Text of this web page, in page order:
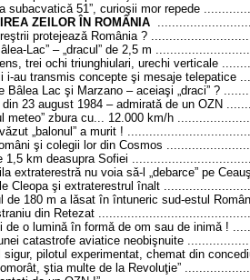
subacvaticǎ 51”, curioşii mor repede
ZEILOR ÎN ROMÂNIA
protejeazǎ România ?
Lac” – „dracul” de 2,5 m
trei ochi triunghiulari, urechi verticale
i-au transmis concepte şi mesaje telepatice
Bâlea Lac şi Marzano – aceiaşi „draci” ?
din 23 august 1984 – admiratǎ de un OZN
meteo” zbura cu... 12.000 km/h
„balonul” a murit !
şi colegii lor din Cosmos
1,5 km deasupra Sofiei
extraterestrǎ nu voia sǎ-l „debarce” pe
Cleopa şi extraterestrul înalt
de 180 m a lǎsat în întuneric sud-estul
din Retezat
de o luminǎ în formǎ de om sau de inimǎ !
catastrofe aviatice neobişnuite
sigur, pilotul experimentat, chemat din
ştia multe de la Revoluţie”